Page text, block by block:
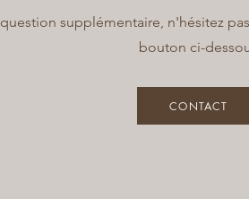
supplémentaire, n'hésitez
bouton ci-
CONTACT